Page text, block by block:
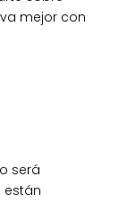
mejor con
será
están